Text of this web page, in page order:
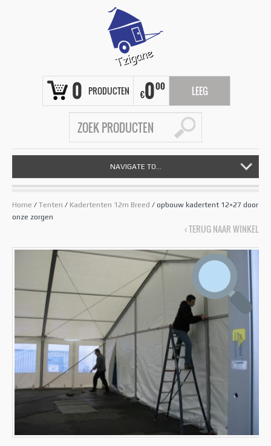
0 PRODUCTEN €000 LEEG
NAVIGATE TO...
Home / Tenten / Kadertenten 12m Breed / opbouw kadertent 12×27 door
onze zorgen
‹ TERUG NAAR WINKEL